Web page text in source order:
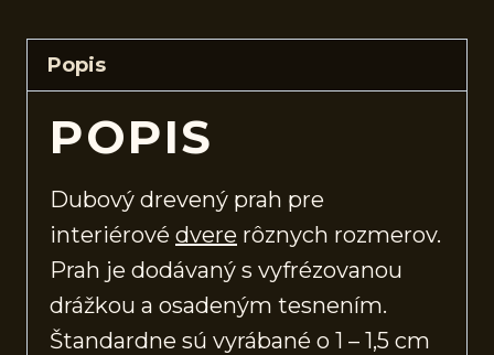
Popis
POPIS
Dubový drevený prah pre
interiérové dvere rôznych rozmerov.
Prah je dodávaný s vyfrézovanou
drážkou a osadeným tesnením.
Štandardne sú vyrábané o 1 – 1,5 cm